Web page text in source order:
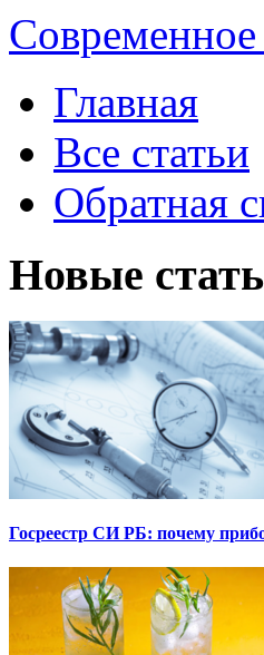
Современное
Главная
Все статьи
Обратная
Новые
Госреестр СИ РБ: почему